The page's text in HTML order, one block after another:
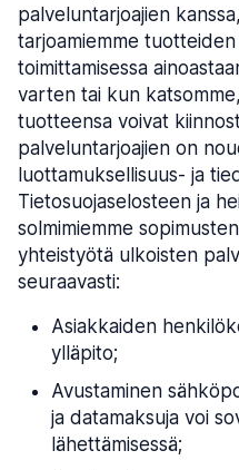
palveluntarjoajien
tarjoamiemme
toimittamisessa
varten tai kun
tuotteensa voivat
palveluntarjoajien on
luottamuksellisuus- ja
Tietosuojaselosteen ja
solmimiemme
yhteistyötä ulkoisten
seuraavasti:
Asiakkaiden
ylläpito;
Avustaminen
ja datamaksuja voi
lähettämisessä;